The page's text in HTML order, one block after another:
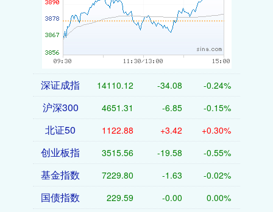
深证成指 14110.12 -34.08 -0.24%
沪深300 4651.31 -6.85 -0.15%
北证50 1122.88 +3.42 +0.30%
创业板指 3515.56 -19.58 -0.55%
基金指数 7229.80 -1.63 -0.02%
国债指数 229.59 -0.00 0.00%